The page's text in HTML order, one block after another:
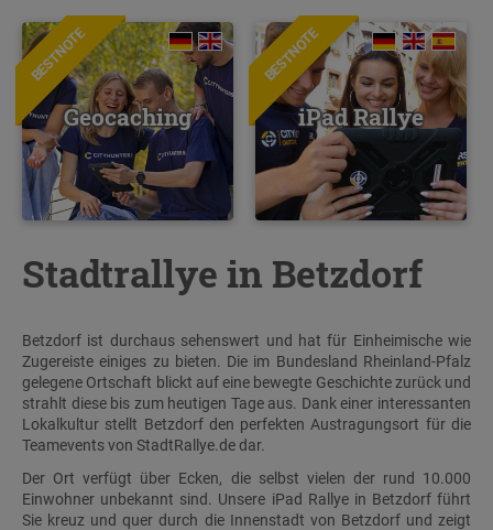
BESTNOTE
Geocaching
BESTNOTE
iPad Rallye
Stadtrallye in Betzdorf
Betzdorf ist durchaus sehenswert und hat für Einheimische wie
Zugereiste einiges zu bieten. Die im Bundesland Rheinland-Pfalz
gelegene Ortschaft blickt auf eine bewegte Geschichte zurück und
strahlt diese bis zum heutigen Tage aus. Dank einer interessanten
Lokalkultur stellt Betzdorf den perfekten Austragungsort für die
Teamevents von StadtRallye.de dar.
Der Ort verfügt über Ecken, die selbst vielen der rund 10.000
Einwohner unbekannt sind. Unsere iPad Rallye in Betzdorf führt
Sie kreuz und quer durch die Innenstadt von Betzdorf und zeigt